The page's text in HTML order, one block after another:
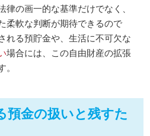
の画一的な基準だけでなく、
柔軟な判断が期待できるので
れる預貯金や、生活に不可欠な
場合には、この自由財産の拡張
預金の扱いと残すた